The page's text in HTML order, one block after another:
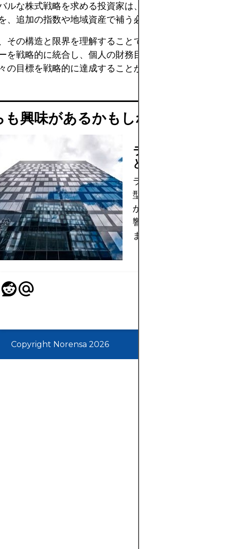
ルな株式戦略を求める投資家は、MSCIワールドへの
、追加の指数や地域資産で補う必要があるかもしれ
その構造と限界を理解することで、MSCIワールドへ
を戦略的に統合し、個人の財務目標に沿ってリスク
の目標を戦略的に達成することができます。
興味があるかもしれません
ラッセル 2000
とは何ですか?
ラッセル 2000 指数
型株へのエクスポー
が投資戦略にどのよ
響を与えるかについ
ます。
Copyright Norensa 2026